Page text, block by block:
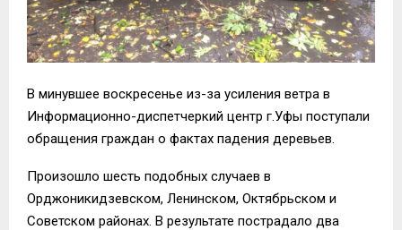
В минувшее воскресенье из-за усиления ветра в
Информационно-диспетчеркий центр г.Уфы поступали
обращения граждан о фактах падения деревьев.
Произошло шесть подобных случаев в
Орджоникидзевском, Ленинском, Октябрьском и
Советском районах. В результате пострадало два